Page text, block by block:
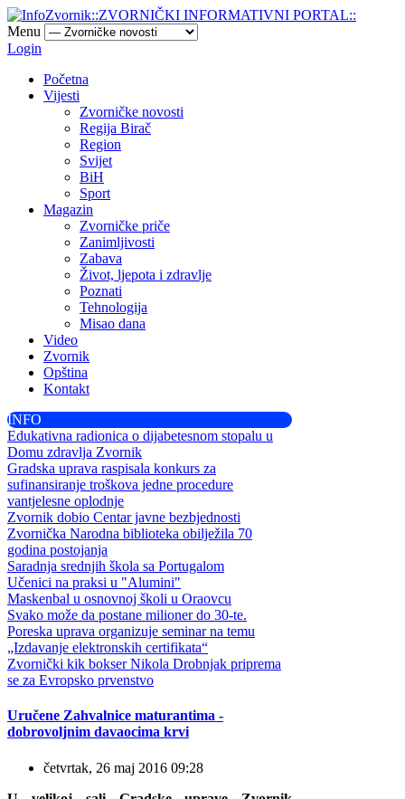
Menu
Login
Početna
Vijesti
Zvorničke novosti
Regija Birač
Region
Svijet
BiH
Sport
Magazin
Zvorničke priče
Zanimljivosti
Zabava
Život, ljepota i zdravlje
Poznati
Tehnologija
Misao dana
Video
Zvornik
Opština
Kontakt
INFO
Edukativna radionica o dijabetesnom stopalu u
Domu zdravlja Zvornik
Gradska uprava raspisala konkurs za
sufinansiranje troškova jedne procedure
vantjelesne oplodnje
Zvornik dobio Centar javne bezbjednosti
Zvornička Narodna biblioteka obilježila 70
godina postojanja
Saradnja srednjih škola sa Portugalom
Učenici na praksi u "Alumini"
Maskenbal u osnovnoj školi u Oraovcu
Svako može da postane milioner do 30-te.
Poreska uprava organizuje seminar na temu
„Izdavanje elektronskih certifikata“
Zvornički kik bokser Nikola Drobnjak priprema
se za Evropsko prvenstvo
Uručene Zahvalnice maturantima -
dobrovoljnim davaocima krvi
četvrtak, 26 maj 2016 09:28